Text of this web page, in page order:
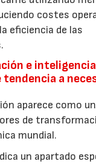
costes
eficiencia de las
e inteligencia
a
aparece como
de
mundial.
un apartado